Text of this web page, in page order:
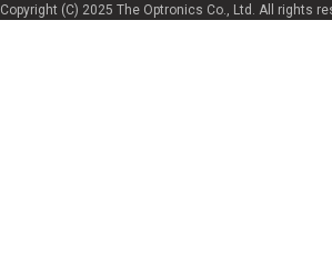
Copyright (C) 2025 The Optronics Co., Ltd. All rights